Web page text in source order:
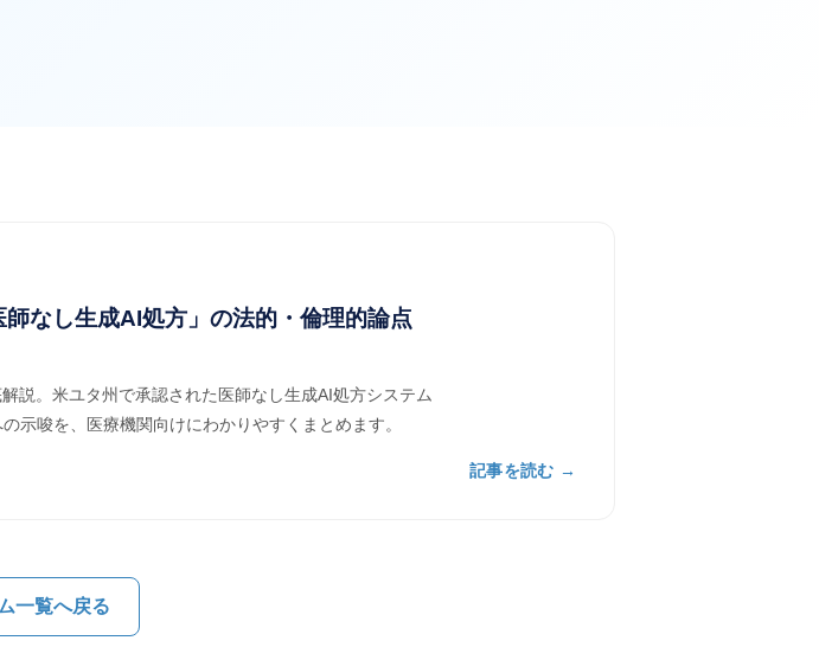
なし生成AI処方」の法的・倫理的論点
説。米ユタ州で承認された医師なし生成AI処方システム
示唆を、医療機関向けにわかりやすくまとめます。
記事を読む →
一覧へ戻る